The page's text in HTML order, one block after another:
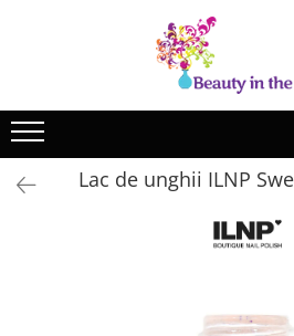
OPI
ILNP
Zoya
Base coat
Top Coat
Ingrijire
Lac de unghii ILNP